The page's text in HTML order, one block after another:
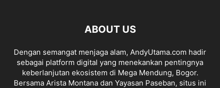
ABOUT US
Dengan semangat menjaga alam, AndyUtama.com hadir
sebagai platform digital yang menekankan pentingnya
keberlanjutan ekosistem di Mega Mendung, Bogor.
Bersama Arista Montana dan Yayasan Paseban, situs ini